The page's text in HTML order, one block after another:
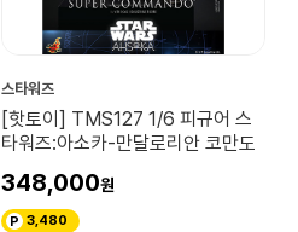
스타워즈
[핫토이] TMS127 1/6 피규어 스
타워즈:아소카-만달로리안 코만도
348,000
3,480